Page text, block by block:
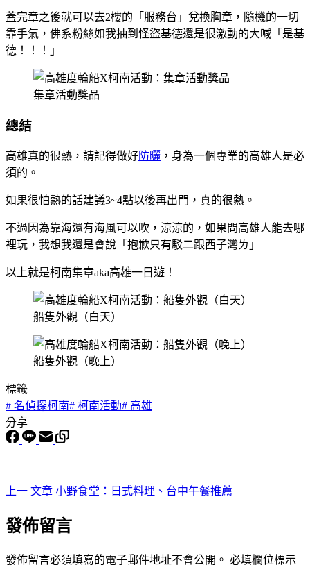
蓋完章之後就可以去2樓的「服務台」兌換胸章，隨機的一切
靠手氣，佛系粉絲如我抽到怪盜基德還是很激動的大喊「是基
德！！！」
集章活動獎品
總結
高雄真的很熱，請記得做好防曬 ，身為一個專業的高雄人是必
須的。
如果很怕熱的話建議3~4點以後再出門，真的很熱。
不過因為靠海還有海風可以吹，涼涼的，如果問高雄人能去哪
裡玩，我想我還是會說「抱歉只有駁二跟西子灣ㄌ」
以上就是柯南集章aka高雄一日遊！
船隻外觀（白天）
船隻外觀（晚上）
標籤
# 名偵探柯南# 柯南活動# 高雄
分享
上一 文章 小野食堂：日式料理、台中午餐推薦
發佈留言
發佈留言必須填寫的電子郵件地址不會公開。 必填欄位標示